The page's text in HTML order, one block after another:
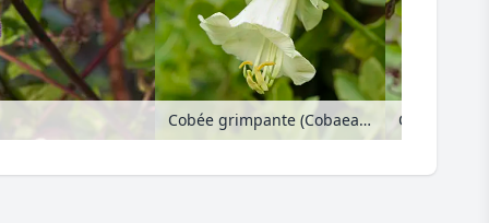
Cobée grimpante (Cobaea scandens)